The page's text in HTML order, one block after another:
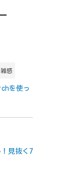
感
を使っ
見抜く7